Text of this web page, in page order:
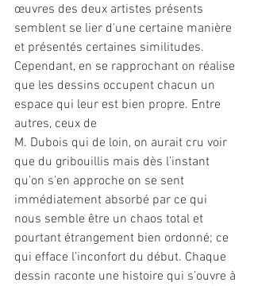
œuvres des deux artistes présents
semblent se lier d'une certaine manière
et présentés certaines similitudes.
Cependant, en se rapprochant on réalise
que les dessins occupent chacun un
espace qui leur est bien propre. Entre
autres, ceux de
M. Dubois qui de loin, on aurait cru voir
que du gribouillis mais dès l’instant
qu’on s'en approche on se sent
immédiatement absorbé par ce qui
nous semble être un chaos total et
pourtant étrangement bien ordonné; ce
qui efface l’inconfort du début. Chaque
dessin raconte une histoire qui s’ouvre à